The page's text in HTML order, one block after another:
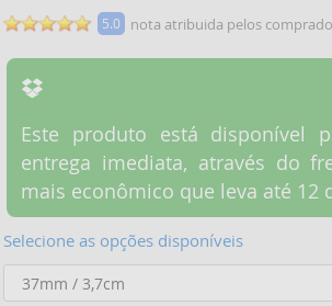
5.0 nota atribuida pelos
Este produto está disponível
entrega imediata, através do
mais econômico que leva até 12
Selecione as opções disponíveis